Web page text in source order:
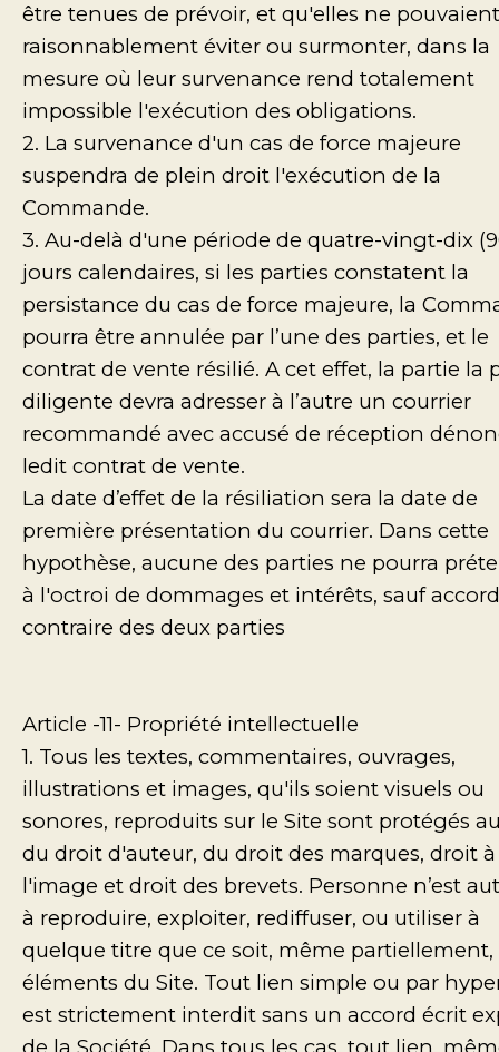
être tenues de prévoir, et qu'elles ne pouvaient
raisonnablement éviter ou surmonter, dans la
mesure où leur survenance rend totalement
impossible l'exécution des obligations.
2. La survenance d'un cas de force majeure
suspendra de plein droit l'exécution de la
Commande.
3. Au-delà d'une période de quatre-vingt-dix
jours calendaires, si les parties constatent la
persistance du cas de force majeure, la
pourra être annulée par l’une des parties, et le
contrat de vente résilié. A cet effet, la partie la
diligente devra adresser à l’autre un courrier
recommandé avec accusé de réception
ledit contrat de vente.
La date d’effet de la résiliation sera la date de
première présentation du courrier. Dans cette
hypothèse, aucune des parties ne pourra
à l'octroi de dommages et intérêts, sauf accord
contraire des deux parties
Article -11- Propriété intellectuelle
1. Tous les textes, commentaires, ouvrages,
illustrations et images, qu'ils soient visuels ou
sonores, reproduits sur le Site sont protégés
du droit d'auteur, du droit des marques, droit à
l'image et droit des brevets. Personne n’est
à reproduire, exploiter, rediffuser, ou utiliser à
quelque titre que ce soit, même partiellement,
éléments du Site. Tout lien simple ou par
est strictement interdit sans un accord écrit